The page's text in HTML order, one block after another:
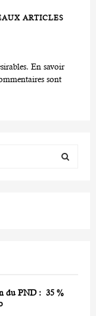
ARTICLES
En savoir
sont
du PND : 35 %